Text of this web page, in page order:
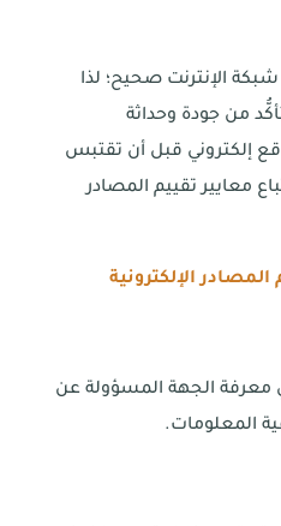
الإنترنت صحيح؛ لذا
من جودة وحداثة
إلكتروني قبل أن تقتبس
معايير تقييم المصادر
الإلكترونية
معرفة الجهة المسؤولة عن
المعلومات.